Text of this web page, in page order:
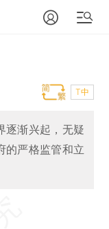
T中
逐渐兴起，无疑
的严格监管和立